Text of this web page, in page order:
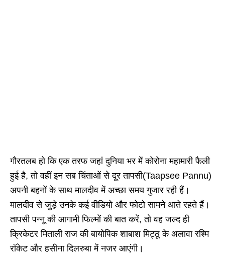
गौरतलब हो कि एक तरफ जहां दुनिया भर में कोरोना महामारी फैली
हुई है, तो वहीं इन सब चिंताओं से दूर तापसी(Taapsee Pannu)
अपनी बहनों के साथ मालदीव में अच्छा समय गुजार रही हैं।
मालदीव से जुड़े उनके कई वीडियो और फोटो सामने आते रहते हैं।
तापसी पन्नू की आगामी फिल्मों की बात करें, तो वह जल्द ही
क्रिकेटर मिताली राज की बायोपिक शाबाश मिट्ठू के अलावा रश्मि
रॉकेट और हसीना दिलरुबा में नजर आएंगी।